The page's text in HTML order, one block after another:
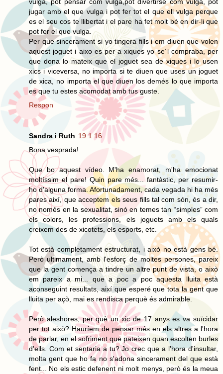
jugar amb el que vulga i pot fer tot el que ell vulga perque
es el seu cos te llibertat i el pare ha fet molt bé en dir-li que
pot fer el que vulga.
Per que sincerament si yo tingera fills i em diuen que volen
aquest joguet i aixo es per a xiques yo se´l compraba, per
que dona lo mateix que el joguet sea de xiques i lo usen
xics i viceversa, no importa si te diuen que uses un joguet
de xica, no importa el que diuen los demés lo que importa
es que tu estes acomodat amb tus guste.
Respon
Sandra i Ruth 19.1.16
Bona vesprada!
Que bo aquest vídeo. M'ha enamorat, m'ha emocionat
moltíssim el pare! Quin pare més... fantàstic, per resumir-
ho d'alguna forma. Afortunadament, cada vegada hi ha més
pares així, que acceptem els seus fills tal com són, és a dir,
no només en la sexualitat, sinó en temes tan “simples” com
els colors, les professions, els joguets amb els quals
creixem des de xicotets, els esports, etc.
Tot està completament estructurat, i això no està gens bé.
Però ultimament, amb l'esforç de moltes persones, pareix
que la gent comença a tindre un altre punt de vista, o això
em pareix a mi... que a poc a poc aquesta lluita està
aconseguint resultats, així que esperé que tota la gent que
lluita per açò, mai es rendisca perquè és admirable.
Però aleshores, per què un xic de 17 anys es va suïcidar
per tot això? Hauríem de pensar més en els altres a l'hora
de parlar, en el sofriment que pateixen quan escolten burles
d'ells. Com et sentaria a tu? Jo crec que a l'hora d'insultar,
molta gent que ho fa no s'adona sincerament del que està
fent... No els estic defenent ni molt menys, però és la meua